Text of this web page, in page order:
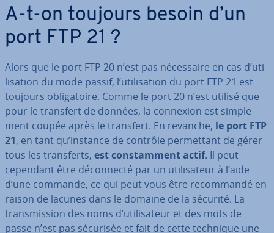
A-t-on toujours besoin d’un
port FTP 21 ?
Alors que le port FTP 20 n’est pas né­ces­saire en cas d’uti­
li­sa­tion du mode passif, l’uti­li­sa­tion du port FTP 21 est
toujours obli­ga­toire. Comme le port 20 n’est utilisé que
pour le transfert de données, la connexion est sim­ple­
ment coupée après le transfert. En revanche, le port FTP
21, en tant qu’instance de contrôle per­met­tant de gérer
tous les trans­ferts, est cons­tam­ment actif. Il peut
cependant être dé­con­necté par un uti­li­sa­teur à l’aide
d’une commande, ce qui peut vous être re­com­mandé en
raison de lacunes dans le domaine de la sécurité. La
trans­mis­sion des noms d’uti­li­sa­teur et des mots de
passe n’est pas sécurisée et fait de cette technique une